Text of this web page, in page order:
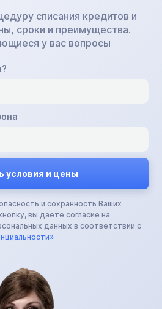
списания кредитов и
сроки и преимущества.
у вас вопросы
и сохранность Ваших
вы даете согласие на
данных в соответствии с